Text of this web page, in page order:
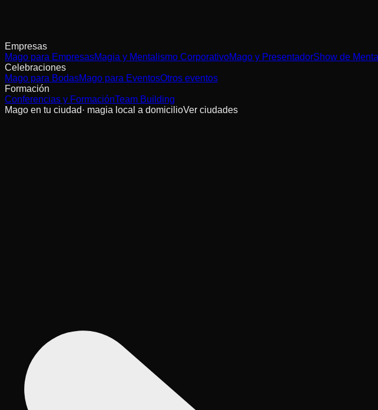
Empresas
Mago para EmpresasMagia y Mentalismo CorporativoMago y PresentadorShow de
Celebraciones
Mago para BodasMago para EventosOtros eventos
Formación
Conferencias y FormaciónTeam Building
Mago en tu ciudad · magia local a domicilioVer ciudades